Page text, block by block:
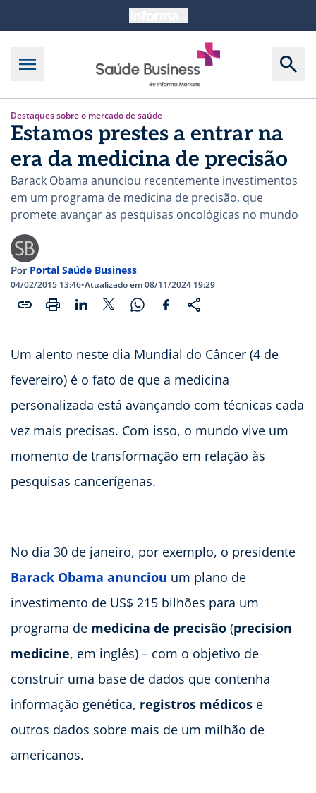
Destaques sobre o mercado de saúde
Estamos prestes a entrar na
era da medicina de precisão
Barack Obama anunciou recentemente investimentos
em um programa de medicina de precisão, que
promete avançar as pesquisas oncológicas no mundo
Por Portal Saúde Business
04/02/2015 13:46•Atualizado em 08/11/2024 19:29
Um alento neste dia Mundial do Câncer (4 de
fevereiro) é o fato de que a medicina
personalizada está avançando com técnicas cada
vez mais precisas. Com isso, o mundo vive um
momento de transformação em relação às
pesquisas cancerígenas.
No dia 30 de janeiro, por exemplo, o presidente
Barack Obama anunciou um plano de
investimento de US$ 215 bilhões para um
programa de  medicina de precisão  (precision
medicine, em inglês) – com o objetivo de
construir uma base de dados que contenha
informação genética, registros médicos e
outros dados sobre mais de um milhão de
americanos.